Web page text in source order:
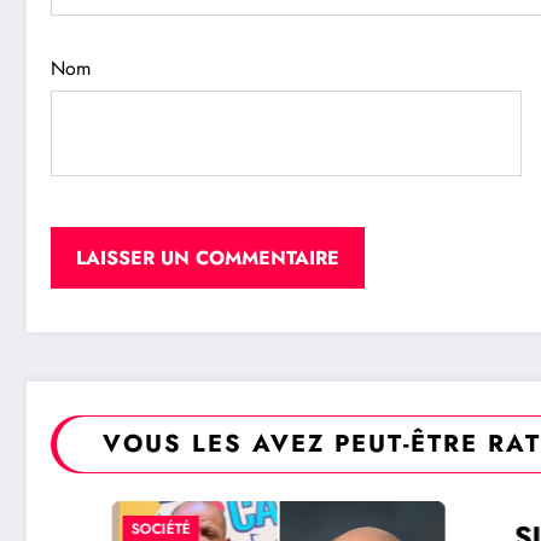
Nom
VOUS LES AVEZ PEUT-ÊTRE
SOCIÉTÉ